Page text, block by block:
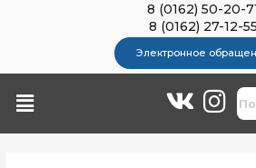
8 (0162) 50-20-
8 (0162) 27-12-55
Электронное